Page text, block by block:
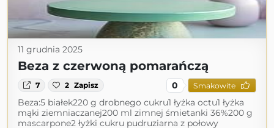
11 grudnia 2025
Beza z czerwoną pomarańczą
7 2 Zapisz 0 Smakowite
Beza:5 białek220 g drobnego cukru1 łyżka octu1 łyżka
mąki ziemniaczanej200 ml zimnej śmietanki 36%200 g
mascarpone2 łyżki cukru pudruziarna z połowy